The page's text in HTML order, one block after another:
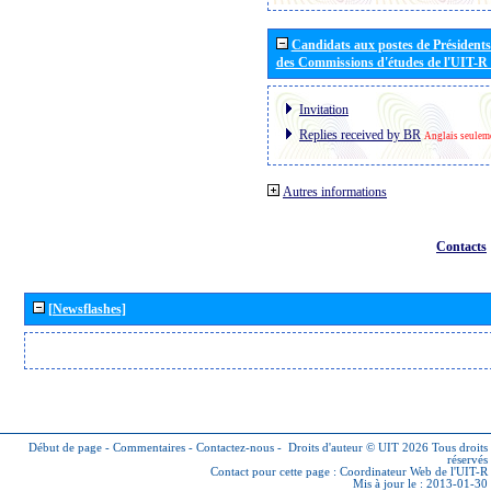
Candidats aux postes de
des Commissions d'études de l'UIT-
Invitation
Replies received by BR Anglais
Autres informations
Contacts
[Newsflashes]
Début de page - Commentaires - Contactez-nous - Droits d'auteur © UIT 2026 Tous droits
réservés
Contact pour cette page : Coordinateur Web de l'UIT-R
Mis à jour le : 2013-01-30